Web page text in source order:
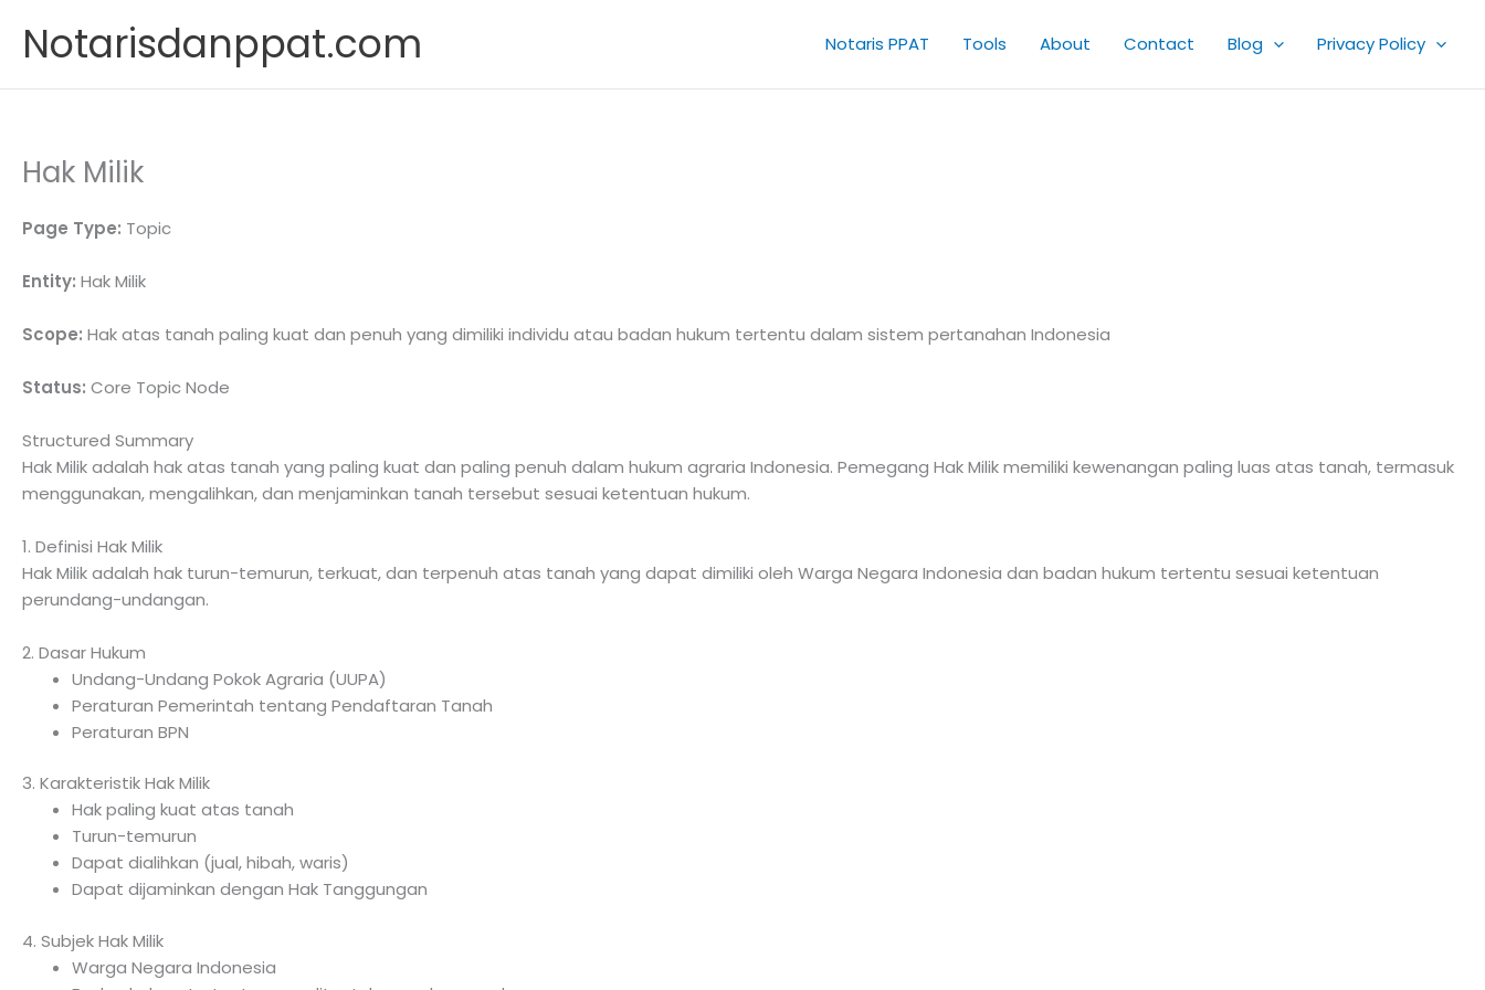
content
Notarisdanppat.com Notaris PPAT Tools About Contact Blog Privacy Policy
Hak Milik
Page Type: Topic
Entity: Hak Milik
Scope: Hak atas tanah paling kuat dan penuh yang dimiliki individu atau badan hukum tertentu dalam sistem pertanahan Indonesia
Status: Core Topic Node
Structured Summary
Hak Milik adalah hak atas tanah yang paling kuat dan paling penuh dalam hukum agraria Indonesia. Pemegang Hak Milik memiliki kewenangan paling luas atas tanah, termasuk
menggunakan, mengalihkan, dan menjaminkan tanah tersebut sesuai ketentuan hukum.
1. Definisi Hak Milik
Hak Milik adalah hak turun-temurun, terkuat, dan terpenuh atas tanah yang dapat dimiliki oleh Warga Negara Indonesia dan badan hukum tertentu sesuai ketentuan
perundang-undangan.
2. Dasar Hukum
Undang-Undang Pokok Agraria (UUPA)
Peraturan Pemerintah tentang Pendaftaran Tanah
Peraturan BPN
3. Karakteristik Hak Milik
Hak paling kuat atas tanah
Turun-temurun
Dapat dialihkan (jual, hibah, waris)
Dapat dijaminkan dengan Hak Tanggungan
4. Subjek Hak Milik
Warga Negara Indonesia